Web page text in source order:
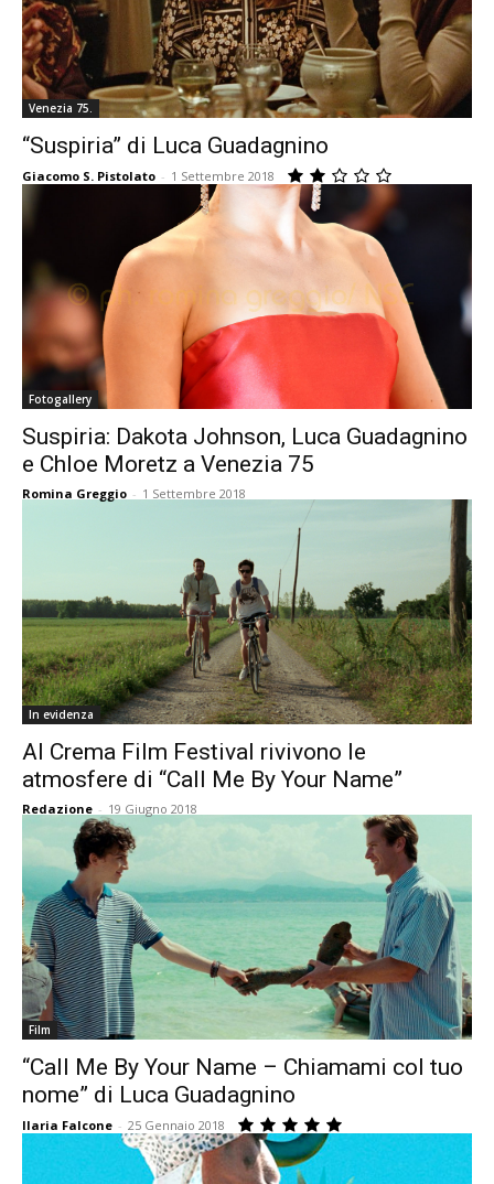
Venezia 75.
“Suspiria” di Luca Guadagnino
Giacomo S. Pistolato - 1 Settembre 2018
Fotogallery
Suspiria: Dakota Johnson, Luca Guadagnino
e Chloe Moretz a Venezia 75
Romina Greggio - 1 Settembre 2018
In evidenza
Al Crema Film Festival rivivono le
atmosfere di “Call Me By Your Name”
Redazione - 19 Giugno 2018
Film
“Call Me By Your Name – Chiamami col tuo
nome” di Luca Guadagnino
Ilaria Falcone - 25 Gennaio 2018